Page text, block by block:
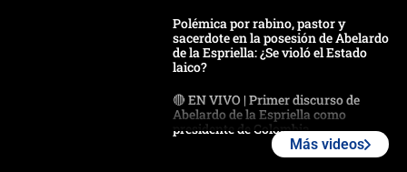
Polémica por rabino, pastor y
sacerdote en la posesión de Abelardo
de la Espriella: ¿Se violó el Estado
laico?
🔴 EN VIVO | Primer discurso de
Abelardo de la Espriella como
presidente de Colombia
Más videos